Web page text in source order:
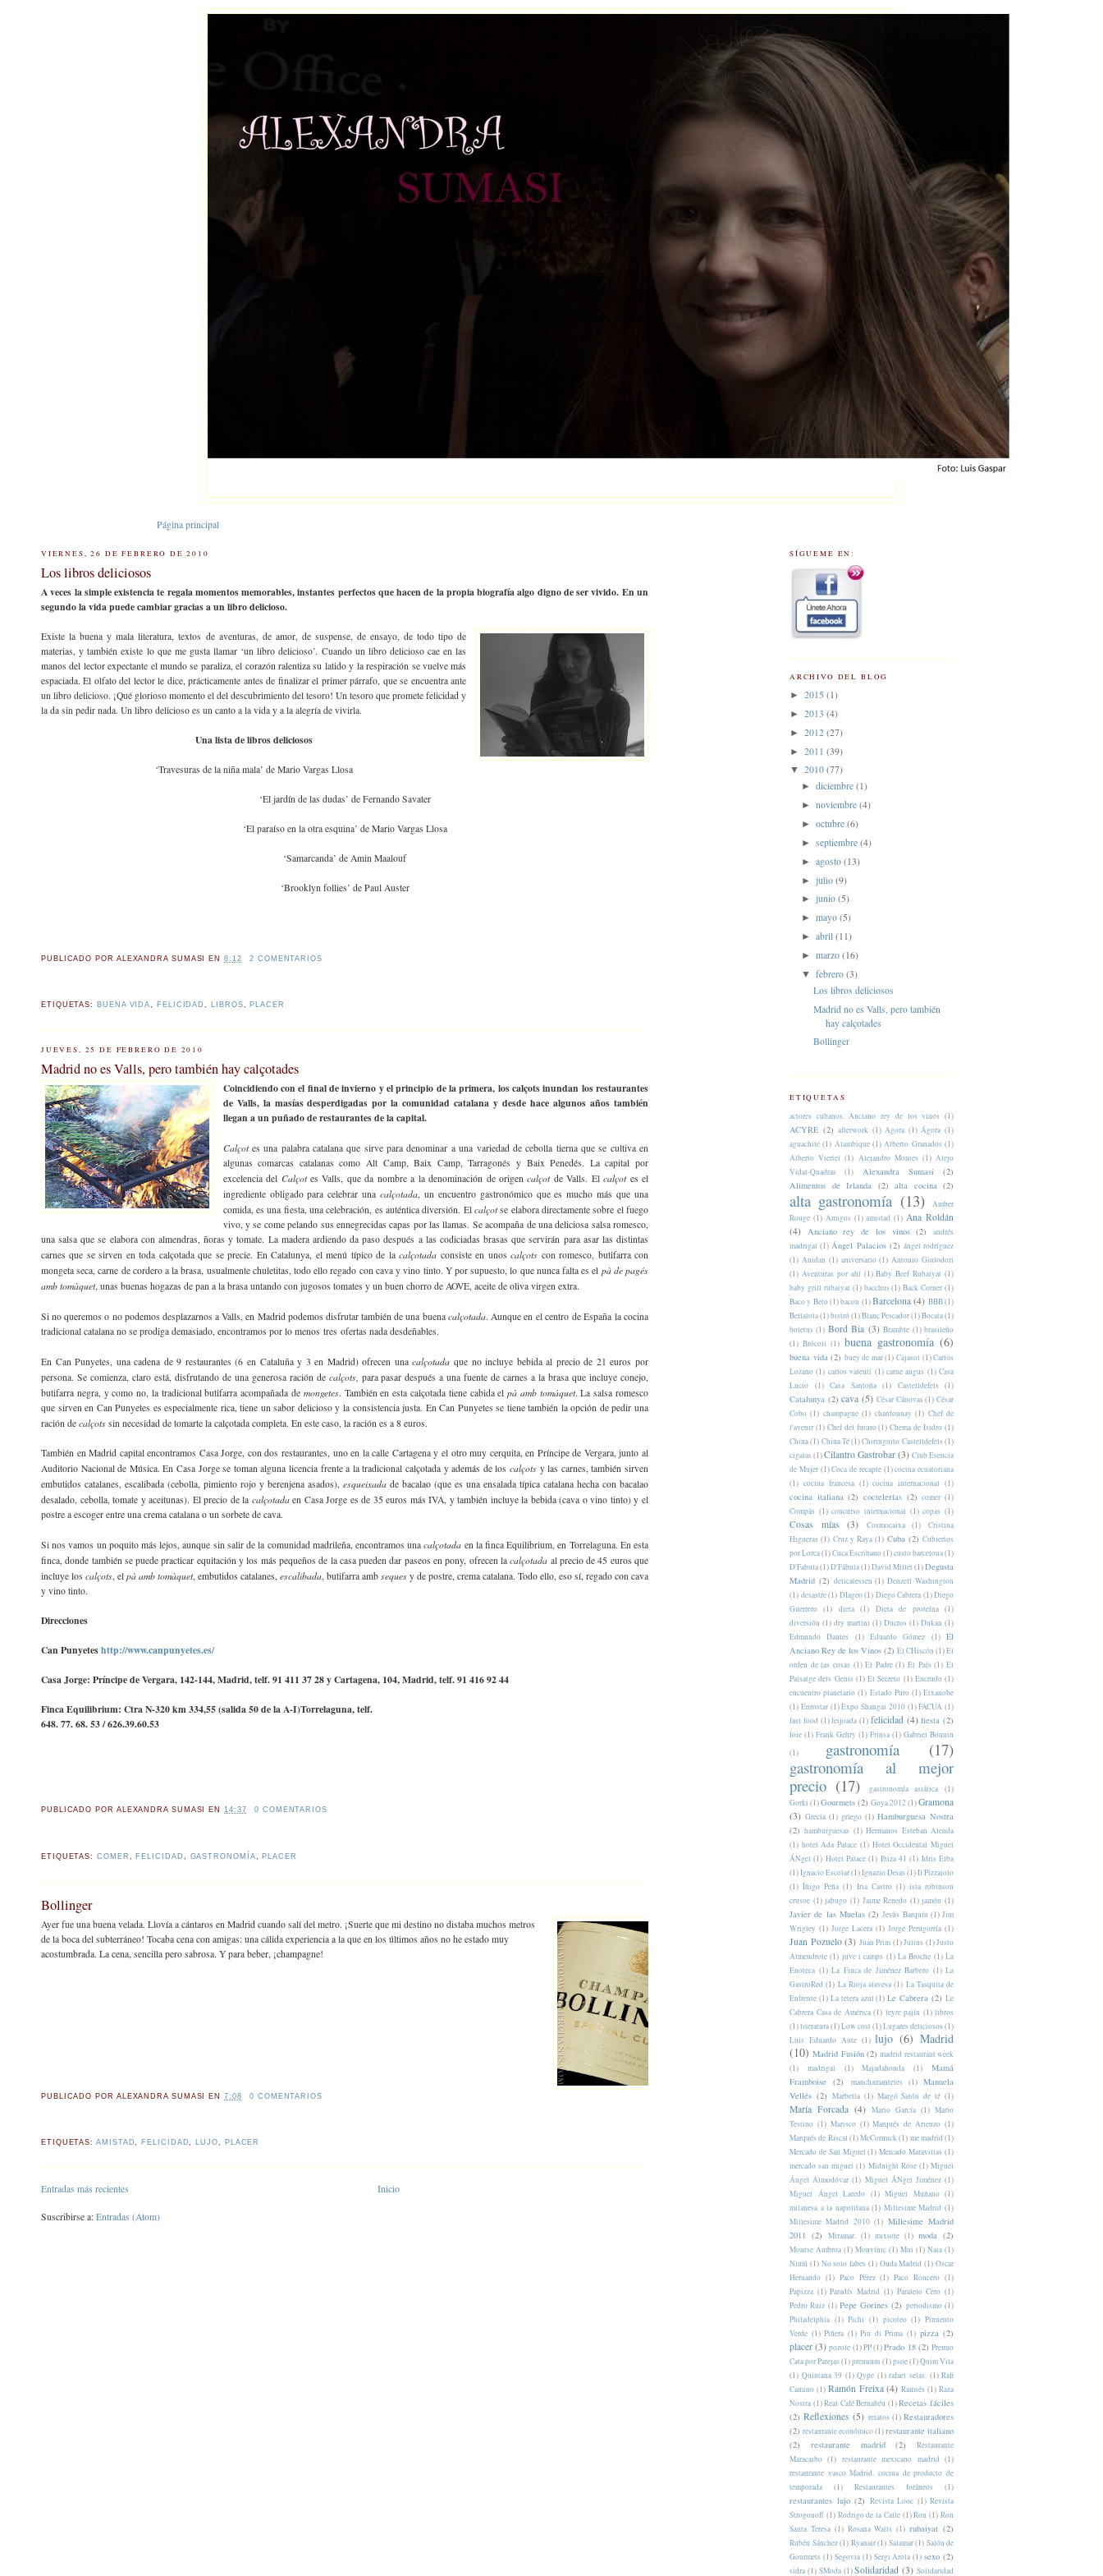
Página principal
VIERNES, 26 DE FEBRERO DE 2010
Los libros deliciosos
A veces la simple existencia te regala momentos memorables, instantes perfectos que hacen de la propia biografía algo digno de ser vivido. En un
segundo la vida puede cambiar gracias a un libro delicioso.
Existe la buena y mala literatura, textos de aventuras, de amor, de suspense, de ensayo, de todo tipo de
materias, y también existe lo que me gusta llamar ‘un libro delicioso’. Cuando un libro delicioso cae en las
manos del lector expectante el mundo se paraliza, el corazón ralentiza su latido y la respiración se vuelve más
espaciada. El olfato del lector le dice, prácticamente antes de finalizar el primer párrafo, que se encuentra ante
un libro delicioso. ¡Qué glorioso momento el del descubrimiento del tesoro! Un tesoro que promete felicidad y
la da sin pedir nada. Un libro delicioso es un canto a la vida y a la alegría de vivirla.
Una lista de libros deliciosos
‘Travesuras de la niña mala’ de Mario Vargas Llosa
‘El jardín de las dudas’ de Fernando Savater
‘El paraíso en la otra esquina’ de Mario Vargas Llosa
‘Samarcanda’ de Amin Maalouf
‘Brooklyn follies’ de Paul Auster
PUBLICADO POR ALEXANDRA SUMASI EN8:12 2 COMENTARIOS
ETIQUETAS: BUENA VIDA, FELICIDAD, LIBROS, PLACER
JUEVES, 25 DE FEBRERO DE 2010
Madrid no es Valls, pero también hay calçotades
Coincidiendo con el final de invierno y el principio de la primera, los calçots inundan los restaurantes
de Valls, la masías desperdigadas por la comunidad catalana y desde hace algunos años también
llegan a un puñado de restaurantes de la capital.
Calçotes una palabra catalana que sirve para denominar a una variedad de cebolla tierna que se cultiva en
algunas comarcas catalanas como Alt Camp, Baix Camp, Tarragonés y Baix Penedés. La capital por
excelencia del Calçotes Valls, que da nombre a la denominación de origencalçotde Valls. Elcalçot es el
ingrediente obligado para celebrar unacalçotada, un encuentro gastronómico que es mucho más que una
comida, es una fiesta, una celebración, es auténtica diversión. Elcalçotse elabora directamente sobre el fuego
vivo, y se come pelando sus ennegrecidas capas por las llamas. Se acompaña de una deliciosa salsa romesco,
una salsa que se elabora con almendras, ñoras y tomate. La madera ardiendo da paso después a las codiciadas brasas que servirán para asar las distintas
carnes que se sirven en toda calçotada que se precie. En Catalunya, el menú típico de lacalçotada consiste en unoscalçots con romesco, butifarra con
mongeta seca, carne de cordero a la brasa, usualmente chuletitas, todo ello regado con cava y vino tinto. Y por supuesto, lo que nunca falta es el pà de pagés
amb tomàquet, unas buenas hogazas de pan a la brasa untando con jugosos tomates y un buen chorro de AOVE, aceite de oliva virgen extra.
Si no queremos o no podemos desplazarnos a Valls, en Madrid podemos disfrutar también de una buena calçotada. Aunque en el centro de España la cocina
tradicional catalana no se prodiga demasiado, encontramos por lo menos tres ofertas nada desdeñables.
En Can Punyetes, una cadena de 9 restaurantes (6 en Cataluña y 3 en Madrid) ofrecen unacalçotadaque no incluye bebida al precio de 21 euros por
persona. Se comienza, claro está, disfrutando de una generosa ración de calçots, para pasar después a una fuente de carnes a la brasa que incluye conejo,
butifarra negra, y como no, la tradicional butifarra acompañada de mongetes. También en esta calçotada tiene cabida elpà amb tomáquet. La salsa romesco
que sirven en Can Punyetes es especialmente rica, tiene un sabor delicioso y la consistencia justa. En Can Punyetes se tiene también la opción de pedir una
ración de calçots sin necesidad de tomarte la calçotada completa. En este caso, la ración es a 8 euros.
También en Madrid capital encontramos Casa Jorge, con dos restaurantes, uno en la calle Cartagena y el otro muy cerquita, en Príncipe de Vergara, junto al
Auditorio Nacional de Música. En Casa Jorge se toman alguna licencia frente a la tradicional calçotada y además de los calçots y las carnes, también sirven
embutidos catalanes, escalibada (cebolla, pimiento rojo y berenjena asados), esqueixada de bacalao (que es una ensalada típica catalana hecha con bacalao
desalado, cebolla, tomate y aceitunas). El precio de la calçotadaen Casa Jorge es de 35 euros más IVA, y también incluye la bebida (cava o vino tinto) y el
postre a escoger entre una crema catalana o un sorbete de cava.
Si nos vamos un poquito más lejos, aunque sin salir de la comunidad madrileña, encontramos unacalçotada en la finca Equilibrium, en Torrelaguna. En esta
finca, donde también se puede practicar equitación y los más pequeños de la casa pueden dar paseos en pony, ofrecen lacalçotada al precio de 45 euros que
incluye los calçots, el pà amb tomàquet, embutidos catalanes, escalibada, butifarra amb seques y de postre, crema catalana. Todo ello, eso sí, regado con cava
y vino tinto.
Direcciones
Can Punyeteshttp://www.canpunyetes.es/
Casa Jorge: Príncipe de Vergara, 142-144, Madrid, telf. 91 411 37 28 y Cartagena, 104, Madrid, telf. 91 416 92 44
Finca Equilibrium: Ctra N-320 km 334,55 (salida 50 de la A-I)Torrelaguna, telf.
648. 77. 68. 53 / 626.39.60.53
PUBLICADO POR ALEXANDRA SUMASI EN 14:37 0 COMENTARIOS
ETIQUETAS:COMER FELICIDAD GASTRONOMÍA PLACER
Bollinger
Ayer fue una buena velada. Llovía a cántaros en Madrid cuando salí del metro. ¡Suerte que mi destino no distaba muchos metros
de la boca del subterráneo! Tocaba cena con amigas: una cálida experiencia a la que en los últimos años no he estado muy
acostumbrada. La cena, sencilla pero sabrosa. Y para beber, ¡champagne!
PUBLICADO POR ALEXANDRA SUMASI EN7:08 0 COMENTARIOS
ETIQUETAS:AMISTAD, FELICIDAD, LUJO, PLACER
Entradas más recientes Inicio
Suscribirse a: Entradas (Atom)
SÍGUEME EN:
ARCHIVO DEL BLOG
► 2015 (1)
► 2013 (4)
► 2012 (27)
► 2011 (39)
▼ 2010 (77)
►diciembre(1)
►noviembre(4)
►octubre(6)
►septiembre(4)
►agosto(13)
►julio(9)
►junio(5)
►mayo(5)
►abril(11)
►marzo(16)
▼febrero(3)
Los libros deliciosos
Madrid no es Valls, pero también
hay calçotades
Bollinger
ETIQUETAS
actores cubanos. Anciano rey de los vinos (1)
ACYRE (2) afterwork (1) Agora (1) Ágora (1)
aguachile (1) Alambique (1) Alberto Granados (1)
Alberto Viertel (1) Alejandro Montes (1) Alejo
Vidal-Quadras
(1) Alexandra Sumasi
(2)
Alimentos de Irlanda (2) alta cocina (2)
alta gastronomía (13)
Amber
Rouge (1) Amigos (1) amistad (1) Ana Roldán
(4) Anciano rey de los vinos (2)
andrés
madrigal (1) Ángel Palacios (2) ángel rodríguez
(1) Anidan (1) aniversario (1) Antonio Giulodori
(1) Aventuras por ahí (1) Baby Beef Rubaiyat (1)
baby grill rubaiyat (1) bacchus (1) Back Corner (1)
Baco y Beto(1)bacon (1)Barcelona (4) BBB(1)
Bellalola(1)bistró(1)Blanc Pescador(1)Bocata(1)
boletus (1) Bord Bia (3) Bramble (1) brasileño
(1) Brócoli (1) buena gastronomía (6)
buena vida (2) buey de mar(1) Cajasol (1)Carlos
Lozano (1) carlos valentí (1) carne angus (1) Casa
Lucio
(1) Casa Santoña (1) Castelldefels (1)
Catalunya (2) cava (5) César Cánovas (1) César
Cobo (1) champagne (1) chardonnay (1) Chef de
l'avenir (1) Chef del futuro (1) Chema de Isidro (1)
China(1) China Té(1)Chiringuito Castelldefels (1)
cigalas (1)Cilantro Gastrobar (3) Club Esencia
de Mujer (1) Coca de recapte (1) cocina ecuatoriana
(1) cocina francesa (1) cocina internacional (1)
cocina italiana (2) coctelerías (2) comer (1)
Compás (1) concurso internacional (1) copas (1)
Cosas mías (3) Cosmocaixa (1)
Cristina
Higueras (1) Cruz y Raya (1) Cuba (2) Cubiertos
por Lorca(1)Cuca Escribano(1)custo barcelona(1)
D'Fabula(1)D'Fábula(1)David Millet(1)Degusta
Madrid (2) delicatessen (1) Denzell Washington
(1) desastre(1) DIageo(1) Diego Cabrera (1)Diego
Guerrero (1) dieta (1) Dieta de proteína (1)
diversión (1) dry martini (1) Ducros (1) Dukan (1)
Edmundo Dantes
(1) Eduardo Gómez (1) El
Anciano Rey de los Vinos (2) El CHiscón (1)El
orden de las cosas (1) El Padre (1) El País (1) El
Paisatge dels Genis (1) El Secreto (1) Encrudo (1)
encuentro planetario (1) Estado Puro (1) Etxanobe
(1) Eurostar (1) Expo Shangai 2010 (1) FACUA (1)
fast food (1) feijoada (1) felicidad (4) fiesta (2)
foie (1) Frank Gehry (1) Frinsa (1) Gabriel Bonnin
(1)
gastronomía
(17)
gastronomía al mejor
precio (17) gastronomía asiática
(1)
Gorki (1)Gourmets (2) Goya 2012 (1)Gramona
(3) Grecia (1) griego (1) Hamburguesa Nostra
(2) hamburguesas (1) Hermanos Esteban Alenda
(1) hotel Ada Palace (1) Hotel Occidental Miguel
ÁNgel (1) Hotel Palace (1) Ibiza 41 (1) Idris Elba
(1)Ignacio Escolar(1)Ignazio Deias (1)Il Pizzaiolo
(1) Íñigo Peña (1) Iria Castro (1) isla robinson
crusoe (1) jabugo (1) Jaime Renedo (1) jamón (1)
Javier de las Muelas (2) Jesús Barquín (1) Jim
Wrigley (1) Jorge Lacera (1) Jorge Perugorría (1)
Juan Pozuelo (3) Juan Prim (1)Julius (1)Justo
Almendrote (1) juve i camps (1) La Broche (1) La
Enoteca (1) La Finca de Jiménez Barbero (1) La
GastroRed (1) La Rioja alavesa (1) La Tasquita de
Enfrente (1) La tetera azul (1) Le Cabrera (2) Le
Cabrera Casa de América (1) leyre pajín (1) libros
(1)literatura(1)Low cost(1)Lugares deliciosos (1)
Luis Eduardo Aute (1) lujo (6) Madrid
(10) Madrid Fusión (2) madrid restaurant week
(1)
madrigal (1) Majadahonda (1)
Mamá
Framboise (2) manchamanteles (1) Manuela
Vellés (2) Marbella (1) Margó Salón de té (1)
María Forcada (4) Mario García (1) Mario
Testino (1) Marisco (1) Marqués de Arienzo (1)
Marqués de Riscal (1)McCormick(1) me madrid(1)
Mercado de San Miguel (1) Mercado Maravillas (1)
mercado san miguel (1) Midnight Rose (1) Miguel
Ángel Almodóvar (1) Miguel ÁNgel Jiménez (1)
Miguel Ángel Laredo (1) Miguel Muñano (1)
milanesa a la napolitana (1) Millesime Madrid (1)
Millesime Madrid 2010 (1) Millesime Madrid
2011 (2) Miramar. (1) mixiote (1) moda (2)
Montse Ambroa (1) Monvínic (1) Mui (1) Naia (1)
Nimú (1) No solo fabes (1) Onda Madrid (1) Oscar
Hernando (1) Paco Pérez (1) Paco Roncero (1)
Papizza (1) Paradís Madrid (1) Paralelo Cero (1)
Pedro Ruiz (1) Pepe Gorines (2) periodismo (1)
Philadelphia (1) Pichi (1) picoteo (1) Pimiento
Verde (1) Piñera (1) Piu di Prima (1) pizza (2)
placer (3) pozole (1)PP(1)Prado 18 (2) Premio
Cata por Parejas (1)premium (1)psoe(1)Quim Vila
(1) Quintana 39 (1) Qype (1) rafael selas. (1) Rafi
Camino (1) Ramón Freixa (4) Ramsés (1) Raza
Nostra (1)Real Café Bernabéu (1)Recetas fáciles
(2) Reflexiones (5) relatos (1) Restauradores
(2) restaurante económico(1)restaurante italiano
(2)
restaurante madrid (2)
Restaurante
Maracaibo (1) restaurante mexicano madrid (1)
restaurante vasco Madrid. cocina de producto de
temporada
(1) Restaurantes foráneos (1)
restaurantes lujo (2) Revista Looc (1) Revista
Strogonoff (1) Rodrigo de la Calle (1) Ron (1) Ron
Santa Teresa (1) Rosana Walls (1) rubaiyat (2)
Rubén Sánchez(1) Ryanair(1) Salamar(1) Salón de
Gourmets (1) Segovia (1) Sergi Arola (1) sexo (2)
sidra (1) SModa (1) Solidaridad (3) Solidaridad